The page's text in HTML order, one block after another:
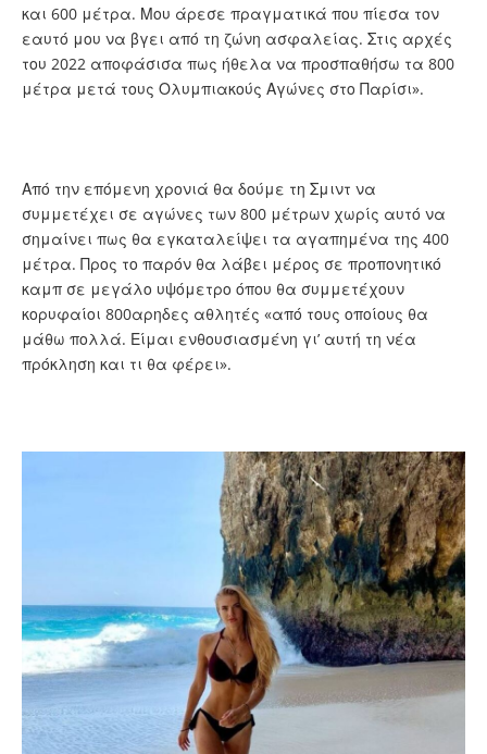
και 600 μέτρα. Μου άρεσε πραγματικά που πίεσα τον
εαυτό μου να βγει από τη ζώνη ασφαλείας. Στις αρχές
του 2022 αποφάσισα πως ήθελα να προσπαθήσω τα 800
μέτρα μετά τους Ολυμπιακούς Αγώνες στο Παρίσι».
Από την επόμενη χρονιά θα δούμε τη Σμιντ να
συμμετέχει σε αγώνες των 800 μέτρων χωρίς αυτό να
σημαίνει πως θα εγκαταλείψει τα αγαπημένα της 400
μέτρα. Προς το παρόν θα λάβει μέρος σε προπονητικό
καμπ σε μεγάλο υψόμετρο όπου θα συμμετέχουν
κορυφαίοι 800αρηδες αθλητές «από τους οποίους θα
μάθω πολλά. Είμαι ενθουσιασμένη γι’ αυτή τη νέα
πρόκληση και τι θα φέρει».